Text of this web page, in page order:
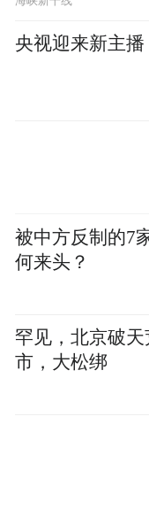
在小嘉玲不舒
这些幸福瞬间
央视迎来新主播
被中方反制的7
何来头？
罕见，北京破天
市，大松绑